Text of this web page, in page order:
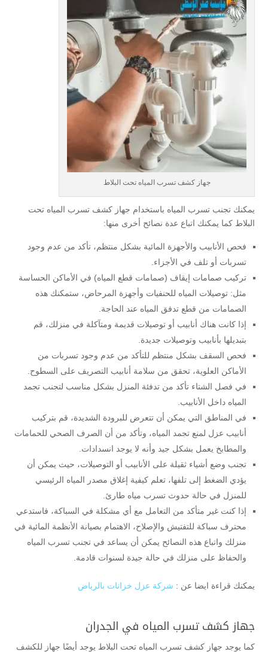
جهاز كشف تسرب المياه تحت البلاط
يمكنك تجنب تسرب المياه باستخدام جهاز كشف تسرب المياه تحت
البلاط كما يمكنك اتباع عدة نصائح أخرى منها:
فحص الأنابيب والأجهزة المائية بشكل منتظم، تأكد من عدم وجود
تسربات أو تلف في الأجزاء.
تركيب صمامات إيقاف (صمامات قطع المياه) في الأماكن الحساسة
مثل: توصيلات المياه للحنفيات وأجهزة المرحاض، ستمكنك هذه
الصمامات من قطع تدفق المياه عند الحاجة.
إذا كانت هناك أنابيب أو توصيلات قديمة ومتآكلة في منزلك، قم
بتبديلها بأنابيب وتوصيلات جديدة.
فحص السقف بشكل منتظم للتأكد من عدم وجود تسربات من
الأماكن العلوية، تحقق من سلامة أنابيب التصريف على السطوح.
في فصل الشتاء تأكد من تدفئة المنزل بشكل مناسب لتجنب تجمد
المياه داخل الأنابيب.
في المناطق التي يمكن أن تتعرض للبرودة الشديدة، قم بتركيب
أنابيب عزل لمنع تجمد المياه، وتأكد من أن الصرف الصحي للحمامات
والمطابخ يعمل بشكل جيد وأنه لا يوجد انسدادات.
تجنب وضع أشياء ثقيلة على الأنابيب أو التوصيلات، حيث يمكن أن
يؤدي الضغط إلى تلفها، تعلم كيفية إغلاق مصدر المياه الرئيسي
للمنزل في حالة حدوث تسرب مياه طارئ.
إذا كنت غير متأكد من التعامل مع أي مشكلة في السباكة، فاستدعي
محترف سباكة للتفتيش والإصلاح، الاهتمام بصيانة الأنظمة المائية في
منزلك واتباع هذه النصائح يمكن أن يساعد في تجنب تسرب المياه
والحفاظ على منزلك في حالة جيدة لسنوات قادمة.
يمكنك قراءة ايضا عن : شركة عزل خزانات بالرياض
جهاز كشف تسرب المياه في الجدران
كما يوجد جهاز كشف تسرب المياه تحت البلاط يوجد أيضًا جهاز للكشف